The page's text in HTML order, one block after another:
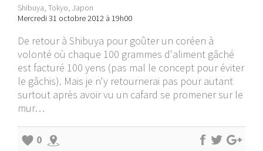
Shibuya, Tokyo, Japon
Mercredi 31 octobre 2012 à 19h00
De retour à Shibuya pour goûter un coréen à
volonté où chaque 100 grammes d'aliment gâché
est facturé 100 yens (pas mal le concept pour éviter
le gâchis). Mais je n'y retournerai pas pour autant
surtout après avoir vu un cafard se promener sur le
mur…
0